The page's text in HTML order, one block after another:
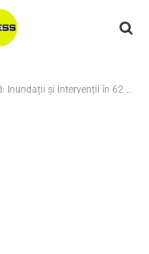
intervenții în 62 de localități din 16 județe